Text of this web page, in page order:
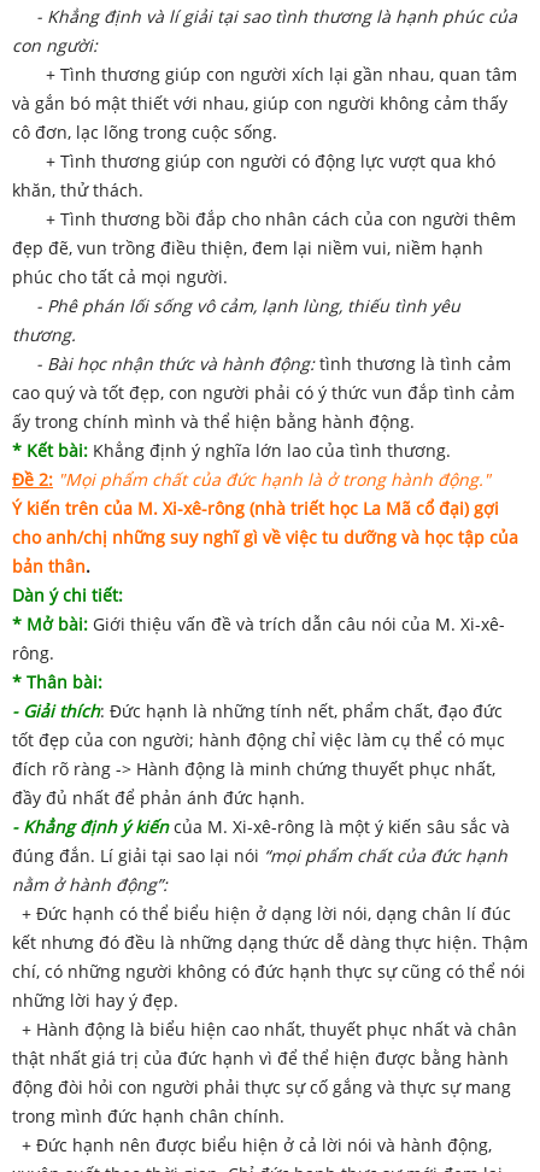
- Khẳng định và lí giải tại sao tình thương là hạnh phúc của
con người:
+ Tình thương giúp con người xích lại gần nhau, quan tâm
và gắn bó mật thiết với nhau, giúp con người không cảm thấy
cô đơn, lạc lõng trong cuộc sống.
+ Tình thương giúp con người có động lực vượt qua khó
khăn, thử thách.
+ Tình thương bồi đắp cho nhân cách của con người thêm
đẹp đẽ, vun trồng điều thiện, đem lại niềm vui, niềm hạnh
phúc cho tất cả mọi người.
- Phê phán lối sống vô cảm, lạnh lùng, thiếu tình yêu
thương.
- Bài học nhận thức và hành động:tình thương là tình cảm
cao quý và tốt đẹp, con người phải có ý thức vun đắp tình cảm
ấy trong chính mình và thể hiện bằng hành động.
* Kết bài: Khẳng định ý nghĩa lớn lao của tình thương.
Đề 2: "Mọi phẩm chất của đức hạnh là ở trong hành động."
Ý kiến trên của M. Xi-xê-rông (nhà triết học La Mã cổ đại) gợi
cho anh/chị những suy nghĩ gì về việc tu dưỡng và học tập của
bản thân.
Dàn ý chi tiết:
* Mở bài: Giới thiệu vấn đề và trích dẫn câu nói của M. Xi-xê-
rông.
* Thân bài:
- Giải thích: Đức hạnh là những tính nết, phẩm chất, đạo đức
tốt đẹp của con người; hành động chỉ việc làm cụ thể có mục
đích rõ ràng -> Hành động là minh chứng thuyết phục nhất,
đầy đủ nhất để phản ánh đức hạnh.
- Khẳng định ý kiếncủa M. Xi-xê-rông là một ý kiến sâu sắc và
đúng đắn. Lí giải tại sao lại nói “mọi phẩm chất của đức hạnh
nằm ở hành động”:
+ Đức hạnh có thể biểu hiện ở dạng lời nói, dạng chân lí đúc
kết nhưng đó đều là những dạng thức dễ dàng thực hiện. Thậm
chí, có những người không có đức hạnh thực sự cũng có thể nói
những lời hay ý đẹp.
+ Hành động là biểu hiện cao nhất, thuyết phục nhất và chân
thật nhất giá trị của đức hạnh vì để thể hiện được bằng hành
động đòi hỏi con người phải thực sự cố gắng và thực sự mang
trong mình đức hạnh chân chính.
+ Đức hạnh nên được biểu hiện ở cả lời nói và hành động,